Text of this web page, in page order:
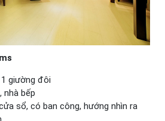
giường đôi
nhà bếp
sổ, có ban công, hướng nhìn ra